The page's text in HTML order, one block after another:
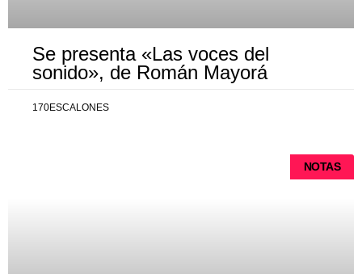
Se presenta «Las voces del
sonido», de Román Mayorá
170ESCALONES
NOTAS